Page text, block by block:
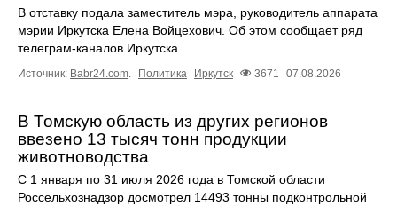
В отставку подала заместитель мэра, руководитель аппарата
мэрии Иркутска Елена Войцехович. Об этом сообщает ряд
телеграм‑каналов Иркутска.
Источник: Babr24.com. Политика Иркутск 3671 07.08.2026
В Томскую область из других регионов
ввезено 13 тысяч тонн продукции
животноводства
С 1 января по 31 июля 2026 года в Томской области
Россельхознадзор досмотрел 14493 тонны подконтрольной